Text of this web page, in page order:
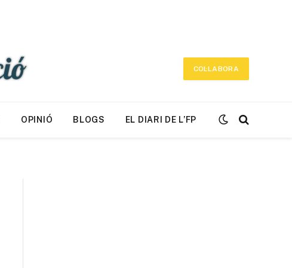
COL·LABORA
OPINIÓ BLOGS EL DIARI DE L’FP